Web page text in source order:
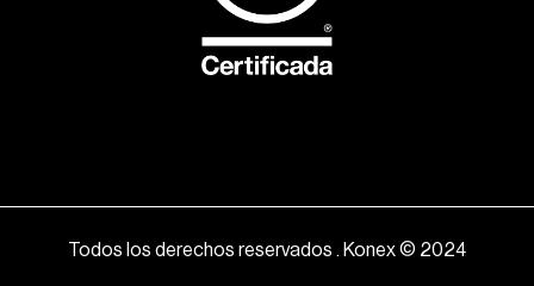
Todos los derechos reservados . Konex © 2024